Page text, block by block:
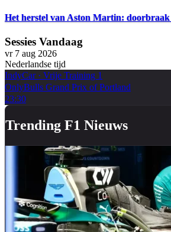
Het herstel van Aston Martin: doorbraak
Sessies Vandaag
vr 7 aug 2026
Nederlandse tijd
IndyCar· Vrije Training 1
OnlyBulls Grand Prix of Portland
23:30
Trending F1 Nieuws